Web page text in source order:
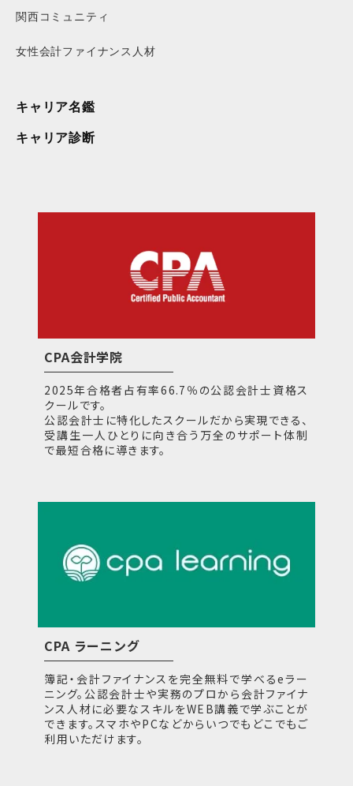
関西コミュニティ
女性会計ファイナンス人材
キャリア名鑑
キャリア診断
CPA会計学院
2025年合格者占有率66.7％の公認会計士資格ス
クールです。
公認会計士に特化したスクールだから実現できる、
受講生一人ひとりに向き合う万全のサポート体制
で最短合格に導きます。
CPA ラーニング
簿記・会計ファイナンスを完全無料で学べるeラー
ニング。公認会計士や実務のプロから会計ファイナ
ンス人材に必要なスキルをWEB講義で学ぶことが
できます。スマホやPCなどからいつでもどこでもご
利用いただけます。